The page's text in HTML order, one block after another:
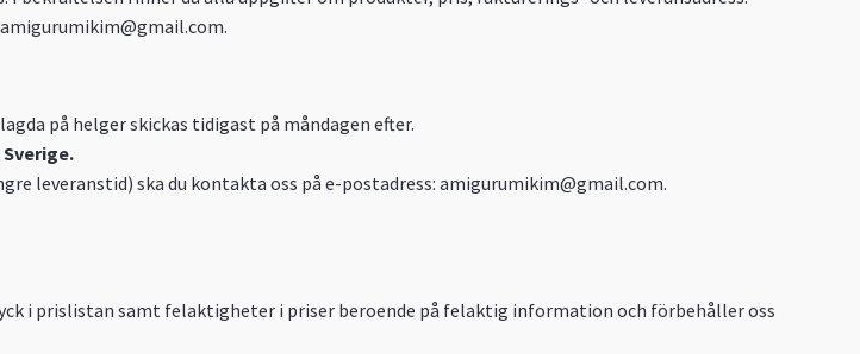
amigurumikim@gmail.com.
på helger skickas tidigast på måndagen efter.
leveranstid) ska du kontakta oss på e-postadress: amigurumikim@gmail.com.
i prislistan samt felaktigheter i priser beroende på felaktig information och förbehåller oss